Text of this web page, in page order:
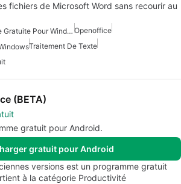
fichiers de Microsoft Word sans recourir au
Suite Bureautique Gratuite Pour Windows Openoffice
Traitement De Texte
(BETA)
gratuit pour Android.
gratuit pour Android
versions est un programme gratuit
à la catégorie Productivité